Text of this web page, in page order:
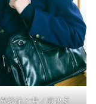
駿佑と井ノ原快彦